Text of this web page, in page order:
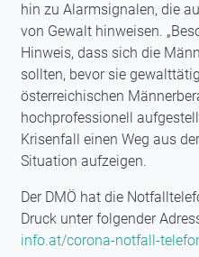
hin zu Alarmsignalen, die
von Gewalt hinweisen.
Hinweis, dass sich die
sollten, bevor sie
österreichischen
hochprofessionell
Krisenfall einen Weg aus
Situation aufzeigen.
Der DMÖ hat die
Druck unter folgender
info.at/corona-notfall-